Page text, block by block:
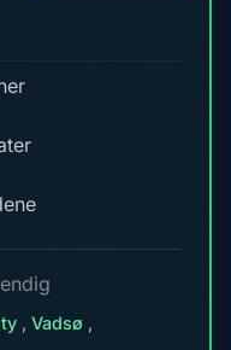
, Vadsø ,